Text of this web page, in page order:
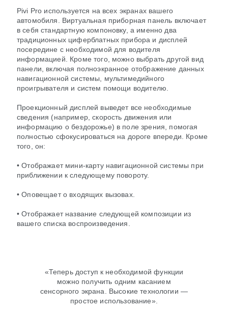
Pivi Pro используется на всех экранах вашего
автомобиля. Виртуальная приборная панель включает
в себя стандартную компоновку, а именно два
традиционных циферблатных прибора и дисплей
посередине с необходимой для водителя
информацией. Кроме того, можно выбрать другой вид
панели, включая полноэкранное отображение данных
навигационной системы, мультимедийного
проигрывателя и систем помощи водителю.
Проекционный дисплей выведет все необходимые
сведения (например, скорость движения или
информацию о бездорожье) в поле зрения, помогая
полностью сфокусироваться на дороге впереди. Кроме
того, он:
• Отображает мини-карту навигационной системы при
приближении к следующему повороту.
• Оповещает о входящих вызовах.
• Отображает название следующей композиции из
вашего списка воспроизведения.
«Теперь доступ к необходимой функции
можно получить одним касанием
сенсорного экрана. Высокие технологии —
простое использование».